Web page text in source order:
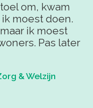
om, kwam
moest doen.
ik moest
Pas later
& Welzijn